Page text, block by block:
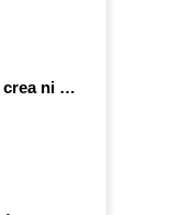
La energía ni se crea ni se destruye... ¡se experimenta! El Tierno en la Feria Madrid es Ciencia 2026